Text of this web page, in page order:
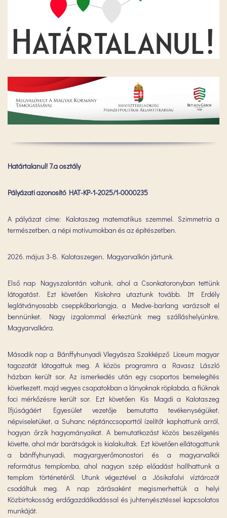
Határtalanul! 7.a osztály
Pályázati azonosító HAT-KP-1-2025/1-0000235
A pályázat címe: Kalotaszeg matematikus szemmel. Szimmetria a
természetben, a népi motívumokban és az építészetben.
2026. május 3-8. Kalotaszegen, Magyarvalkón jártunk.
Első nap Nagyszalontán voltunk, ahol a Csonkatoronyban tettünk
látogatást. Ezt követően Kiskohra utaztunk tovább. Itt Erdély
leglátványosabb cseppkőbarlangja, a Medve-barlang varázsolt el
bennünket. Nagy izgalommal érkeztünk meg szálláshelyünkre,
Magyarvalkóra.
Második nap a Bánffyhunyadi Vlegyásza Szakképző Líceum magyar
tagozatát látogattuk meg. A közös programra a Ravasz László
házban került sor. Az ismerkedés után egy csoportos bemelegítés
következett, majd vegyes csapatokban a lányoknak röplabda, a fiúknak
foci mérkőzésre került sor. Ezt követően Kis Magdi a Kalotaszeg
Ifjúságáért Egyesület vezetője bemutatta tevékenységüket,
népviseletüket, a Suhanc néptánccsoporttól ízelítőt kaphattunk arról,
hogyan őrzik hagyományaikat. A bemutatkozást közös beszélgetés
követte, ahol már barátságok is kialakultak. Ezt követően ellátogattunk
a bánffyhunyadi, magyargyerőmonostori és a magyarvalkói
református templomba, ahol nagyon szép előadást hallhattunk a
templom történetéről. Utunk végeztével a Jósikafalvi víztározót
csodáltuk meg. A nap zárásaként megismerhettük a helyi
Közbirtokosság erdőgazdálkodással és juhtenyésztéssel kapcsolatos
munkáját.